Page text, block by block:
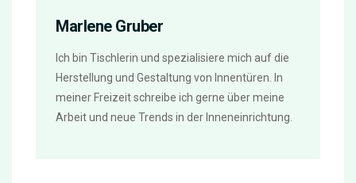
Marlene Gruber
Ich bin Tischlerin und spezialisiere mich auf die
Herstellung und Gestaltung von Innentüren. In
meiner Freizeit schreibe ich gerne über meine
Arbeit und neue Trends in der Inneneinrichtung.